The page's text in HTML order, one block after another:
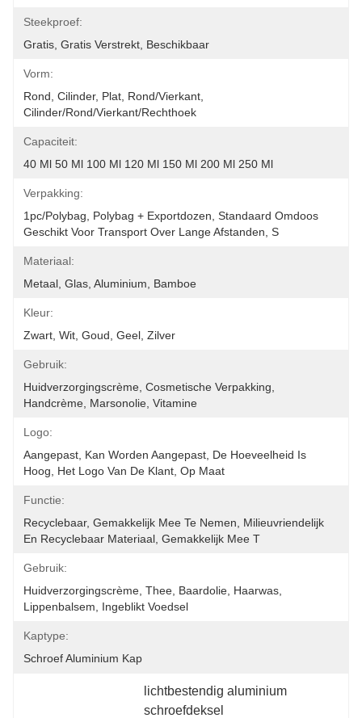
Steekproef:
Gratis, Gratis Verstrekt, Beschikbaar
Vorm:
Rond, Cilinder, Plat, Rond/vierkant,
Cilinder/rond/vierkant/rechthoek
Capaciteit:
40 Ml 50 Ml 100 Ml 120 Ml 150 Ml 200 Ml 250 Ml
Verpakking:
1pc/polybag, Polybag + Exportdozen, Standaard Omdoos
Geschikt Voor Transport Over Lange Afstanden, S
Materiaal:
Metaal, Glas, Aluminium, Bamboe
Kleur:
Zwart, Wit, Goud, Geel, Zilver
Gebruik:
Huidverzorgingscrème, Cosmetische Verpakking,
Handcrème, Marsonolie, Vitamine
Logo:
Aangepast, Kan Worden Aangepast, De Hoeveelheid Is
Hoog, Het Logo Van De Klant, Op Maat
Functie:
Recyclebaar, Gemakkelijk Mee Te Nemen, Milieuvriendelijk
En Recyclebaar Materiaal, Gemakkelijk Mee T
Gebruik:
Huidverzorgingscrème, Thee, Baardolie, Haarwas,
Lippenbalsem, Ingeblikt Voedsel
Kaptype:
Schroef Aluminium Kap
lichtbestendig aluminium
schroefdeksel